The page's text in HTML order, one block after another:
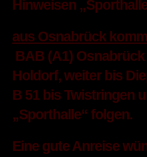
Hinweisen
aus Osnabrück
BAB (A1)
Holdorf, weiter bis
B 51 bis Twistringen
„Sporthalle“ folgen.
Eine gute Anreise